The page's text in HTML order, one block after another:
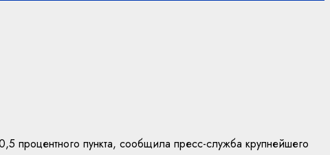
пункта, сообщила пресс-служба крупнейшего